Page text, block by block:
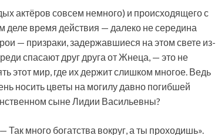
актёров совсем немного) и происходящего с
деле время действия — далеко не середина
— призраки, задержавшиеся на этом свете из-
спасают друг друга от Жнеца, — это не
этот мир, где их держит слишком многое. Ведь
носить цветы на могилу давно погибшей
сыне Лидии Васильевны?
много богатства вокруг, а ты проходишь».